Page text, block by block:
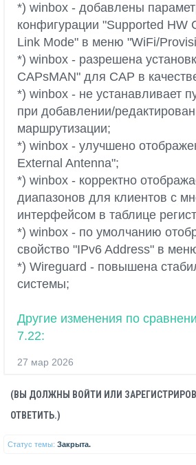
*) winbox - добавлены
конфигурации "Supported HW
Link Mode" в меню "WiFi/
*) winbox - разрешена
CAPsMAN" для CAP в
*) winbox - не устанавливает
при добавлении/
маршрутизации;
*) winbox - улучшено
External Antenna";
*) winbox - корректно
диапазонов для клиентов с
интерфейсом в таблице
*) winbox - по умолчанию
свойство "IPv6 Address" в
*) Wireguard - повышена
системы;
Другие изменения по
7.22:
27 мар 2026
(ВЫ ДОЛЖНЫ ВОЙТИ ИЛИ
ОТВЕТИТЬ.)
Статус темы: Закрыта.